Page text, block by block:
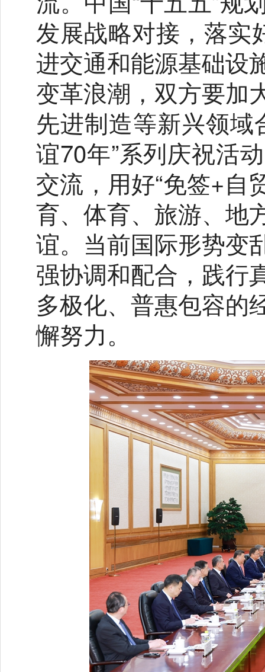
发展战略对接，落实
进交通和能源基础设
变革浪潮，双方要加
先进制造等新兴领域
谊70年”系列庆祝活
交流，用好“免签+自
育、体育、旅游、地
谊。当前国际形势变
强协调和配合，践行
多极化、普惠包容的
懈努力。